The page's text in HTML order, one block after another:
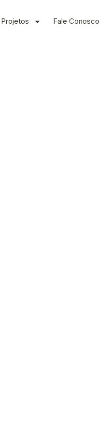
Projetos Fale Conosco